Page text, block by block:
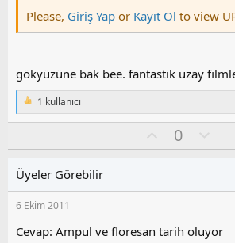
Please, Giriş Yap or Kayıt Ol to view
gökyüzüne bak bee. fantastik uzay
T
e
i
l
e
r
1 kullanıcı
y
0
l
s
u
z
Üyeler Görebilir
6 Ekim 2011
Cevap: Ampul ve floresan tarih oluyor